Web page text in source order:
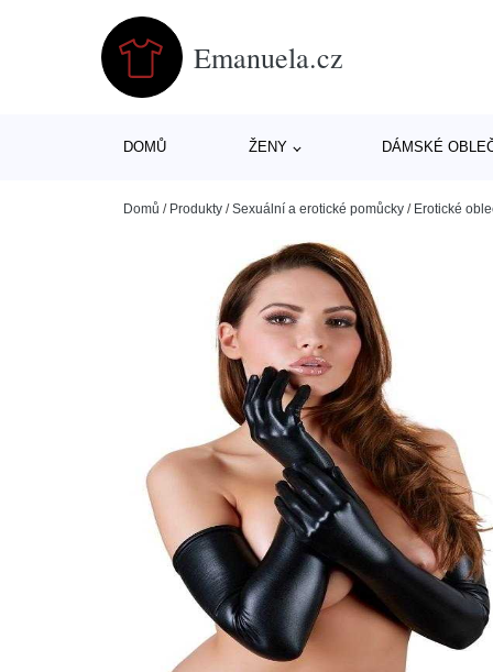
Emanuela.cz
DOMŮ ŽENY DÁMSKÉ
Domů / Produkty /Sexuální a erotické pomůcky / Erotické